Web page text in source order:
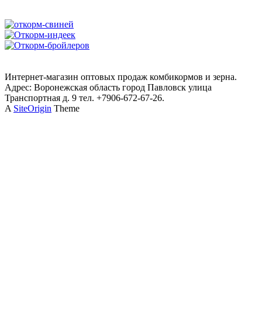
Интернет-магазин оптовых продаж комбикормов и зерна.
Адрес: Воронежская область город Павловск улица
Транспортная д. 9 тел. +7906-672-67-26.
A SiteOrigin Theme